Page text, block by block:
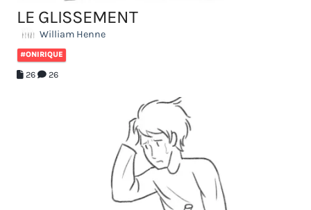
LE GLISSEMENT
William Henne
#ONIRIQUE
26 26